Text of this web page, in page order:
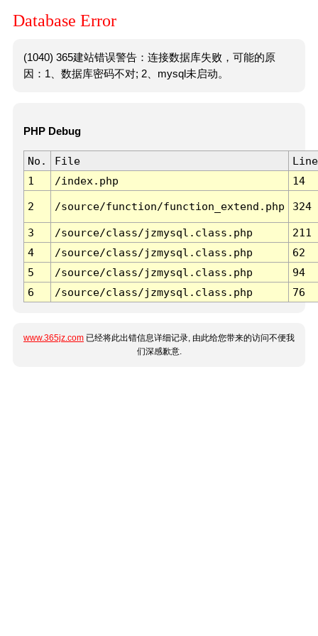
Database Error
(1040) 365建站错误警告：连接数据库失败，可能的原
因：1、数据库密码不对; 2、mysql未启动。
PHP Debug
No. File
Line
1
/index.php 14
2 /source/function/function_extend.php 324
3 /source/class/jzmysql.class.php
211
4
/source/class/jzmysql.class.php
62
5
/source/class/jzmysql.class.php
94
6
/source/class/jzmysql.class.php 76
www.365jz.com 已经将此出错信息详细记录, 由此给您带来的访问不便我
们深感歉意.